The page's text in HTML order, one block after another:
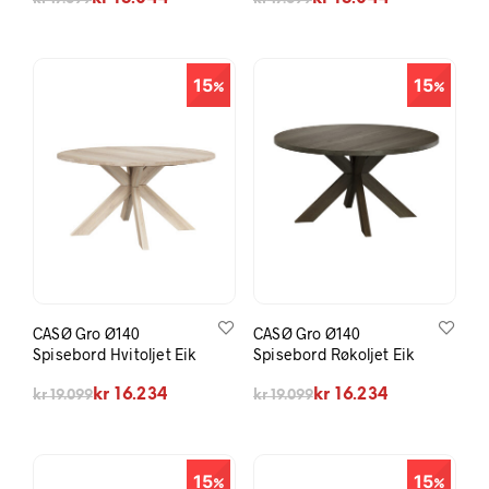
15
CASØ Gro Ø140
Spisebord Hvitoljet Eik
kr19.099
Opprinnelig pris var: kr 19.099.
kr 16.234
Nåværende pris er: kr 16.234.
15
CASØ Gro Ø140
Spisebord Røkoljet Eik
kr19.099
Opprinnelig pris var: kr 19.099.
kr 16.234
Nåværende pris er: kr 16.234.
15 15